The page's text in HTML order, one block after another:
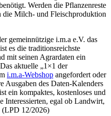
Werden die Pflanzenreste
die Milch- und Fleischproduktion
gemeinnützige i.m.a e.V. das
es die traditionsreichste
mit seinen Agrardaten ein
aktuelle „1×1 der
i.m.a-Webshop angefordert oder
Ausgaben des Daten-Kalenders
ein kompaktes, kostenloses und
Interessierten, egal ob Landwirt,
(LPD 12/2026)